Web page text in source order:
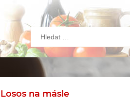
Losos na másle
Květákové placičky s houbami
Srdíčkové muffiny